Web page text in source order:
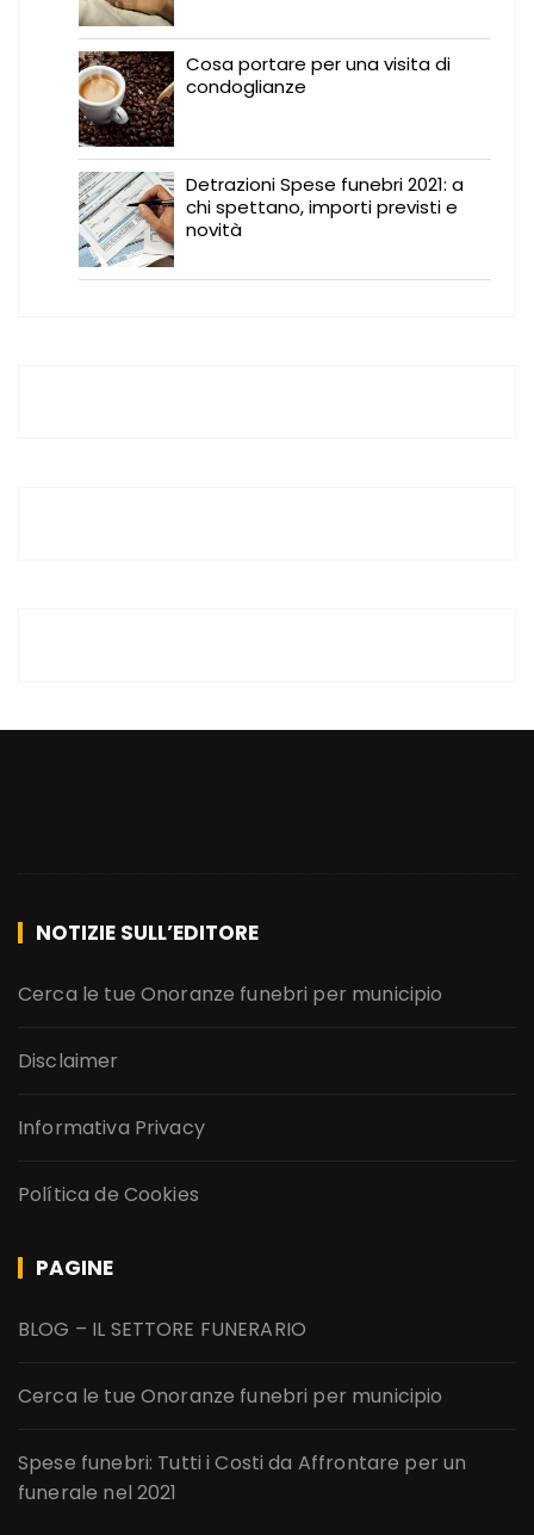
Cosa portare per una visita di
condoglianze
Detrazioni Spese funebri 2021: a
chi spettano, importi previsti e
novità
NOTIZIE SULL’EDITORE
Cerca le tue Onoranze funebri per municipio
Disclaimer
Informativa Privacy
Política de Cookies
PAGINE
BLOG – IL SETTORE FUNERARIO
Cerca le tue Onoranze funebri per municipio
Spese funebri: Tutti i Costi da Affrontare per un
funerale nel 2021